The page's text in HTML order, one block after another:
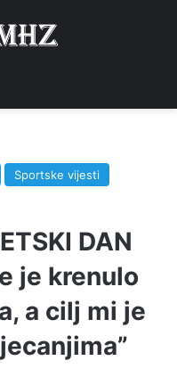
Sportske vijesti
DAN
je krenulo
a cilj mi je